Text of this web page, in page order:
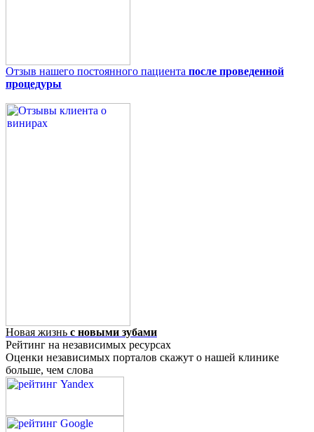
Отзыв нашего постоянного пациента после проведенной
процедуры
Новая жизнь с новыми зубами
Рейтинг на независимых ресурсах
Оценки независимых порталов скажут о нашей клинике
больше, чем слова